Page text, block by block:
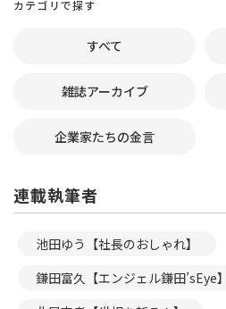
カテゴリで探す
すべて
雑誌アーカイブ
企業家たちの金言
連載執筆者
池田ゆう【社長のおしゃれ】
鎌田富久【エンジェル鎌田’sEye】